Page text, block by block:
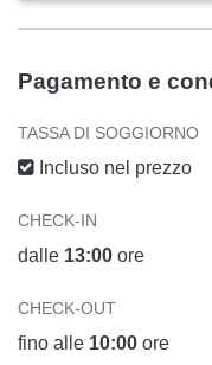
Pagamento e
TASSA DI SOGGIORNO
Incluso nel prezzo
CHECK-IN
dalle 13:00 ore
CHECK-OUT
fino alle 10:00 ore